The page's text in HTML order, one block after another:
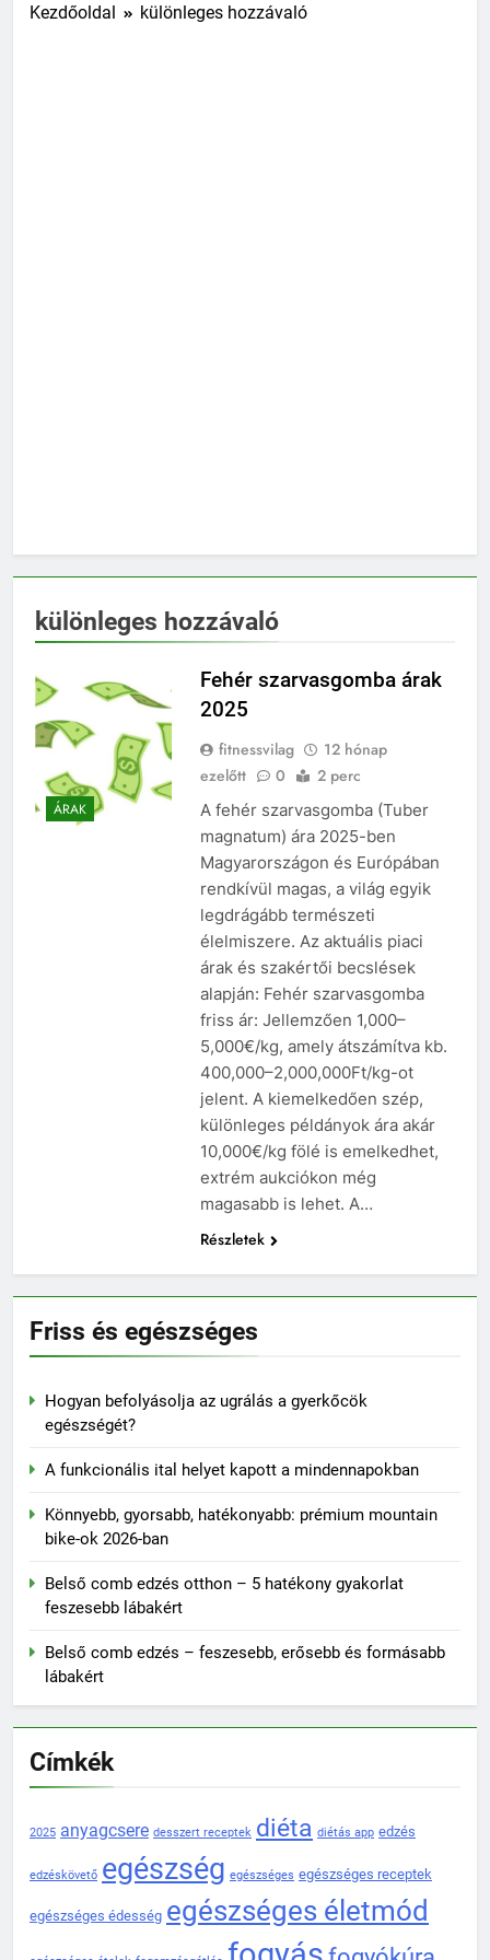
Kezdőoldal különleges hozzávaló
különleges hozzávaló
ÁRAK
Fehér szarvasgomba árak
2025
fitnessvilag
12 hónap
ezelőtt
0 2 perc
A fehér szarvasgomba (Tuber
magnatum) ára 2025-ben
Magyarországon és Európában
rendkívül magas, a világ egyik
legdrágább természeti
élelmiszere. Az aktuális piaci
árak és szakértői becslések
alapján: Fehér szarvasgomba
friss ár: Jellemzően 1,000–
5,000€/kg, amely átszámítva kb.
400,000–2,000,000Ft/kg-ot
jelent. A kiemelkedően szép,
különleges példányok ára akár
10,000€/kg fölé is emelkedhet,
extrém aukciókon még
magasabb is lehet. A…
Részletek
Friss és egészséges
Hogyan befolyásolja az ugrálás a gyerkőcök
egészségét?
A funkcionális ital helyet kapott a mindennapokban
Könnyebb, gyorsabb, hatékonyabb: prémium mountain
bike-ok 2026-ban
Belső comb edzés otthon – 5 hatékony gyakorlat
feszesebb lábakért
Belső comb edzés – feszesebb, erősebb és formásabb
lábakért
Címkék
2025 anyagcsere desszert receptek diéta diétás app edzés
edzéskövető egészség egészséges egészséges receptek
egészséges édesség egészséges életmód